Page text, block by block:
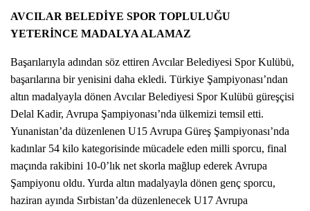
AVCILAR BELEDİYE SPOR TOPLULUĞU
YETERİNCE MADALYA ALAMAZ
Başarılarıyla adından söz ettiren Avcılar Belediyesi Spor Kulübü,
başarılarına bir yenisini daha ekledi. Türkiye Şampiyonası’ndan
altın madalyayla dönen Avcılar Belediyesi Spor Kulübü güreşçisi
Delal Kadir, Avrupa Şampiyonası’nda ülkemizi temsil etti.
Yunanistan’da düzenlenen U15 Avrupa Güreş Şampiyonası’nda
kadınlar 54 kilo kategorisinde mücadele eden milli sporcu, final
maçında rakibini 10-0’lık net skorla mağlup ederek Avrupa
Şampiyonu oldu. Yurda altın madalyayla dönen genç sporcu,
haziran ayında Sırbistan’da düzenlenecek U17 Avrupa